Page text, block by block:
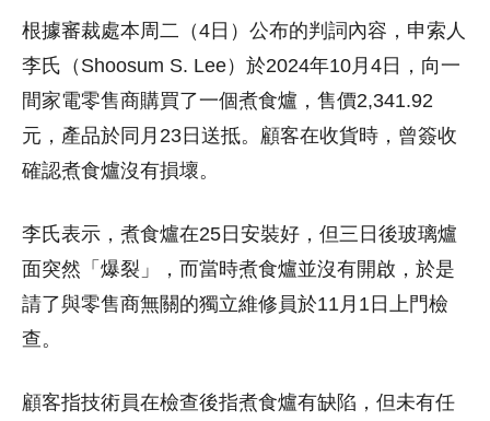
根據審裁處本周二（4日）公布的判詞內容，申索人
李氏（Shoosum S. Lee）於2024年10月4日，向一
間家電零售商購買了一個煮食爐，售價2,341.92
元，產品於同月23日送抵。顧客在收貨時，曾簽收
確認煮食爐沒有損壞。
李氏表示，煮食爐在25日安裝好，但三日後玻璃爐
面突然「爆裂」，而當時煮食爐並沒有開啟，於是
請了與零售商無關的獨立維修員於11月1日上門檢
查。
顧客指技術員在檢查後指煮食爐有缺陷，但未有任